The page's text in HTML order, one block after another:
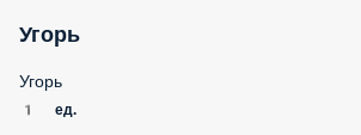
Угорь
Угорь
1 ед.